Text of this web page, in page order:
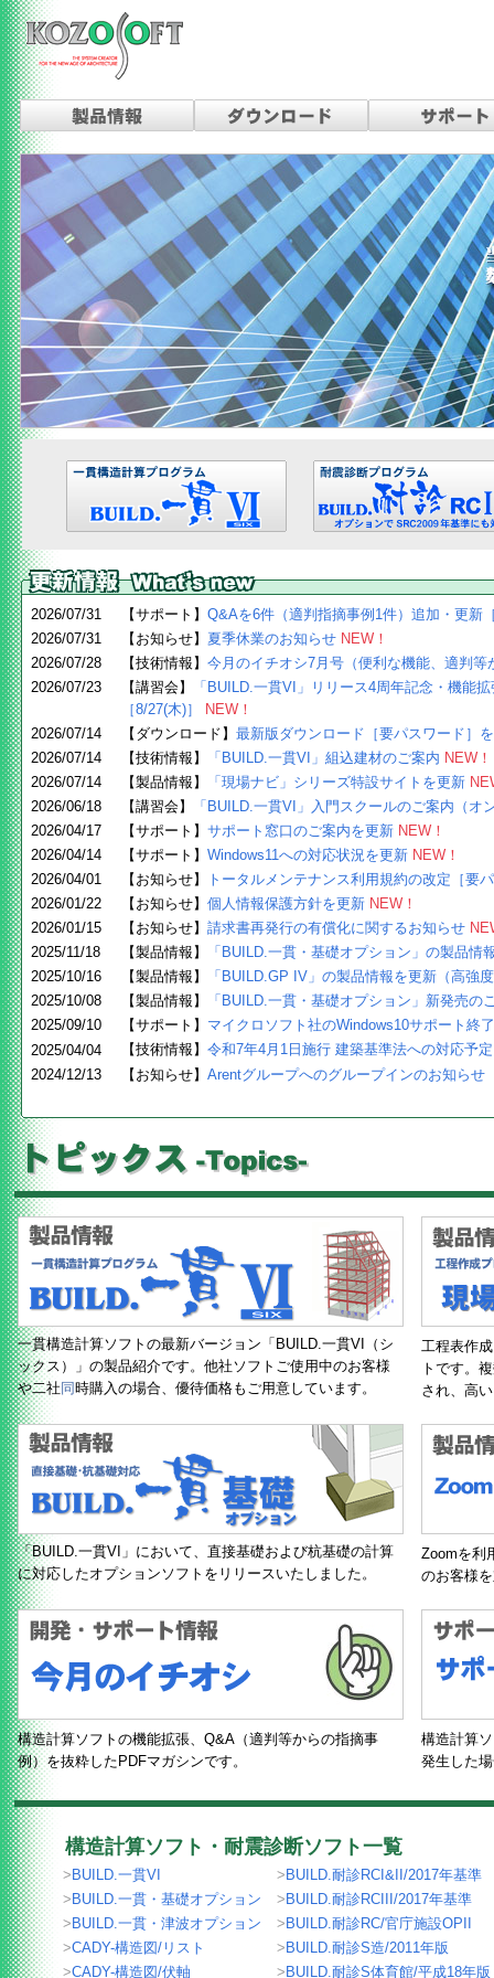
2026/07/31 【サポート】 Q&Aを6件（適判指摘事例1件）追加・更新
2026/07/31
【お知らせ】 夏季休業のお知らせ NEW！
2026/07/28
【技術情報】 今月のイチオシ7月号（便利な機能、適判
2026/07/23
【講習会】
「BUILD.一貫VI」リリース4周年記念・機能
［8/27(木)］
NEW！
2026/07/14
【ダウンロード】 最新版ダウンロード［要パスワード］
2026/07/14
【技術情報】 「BUILD.一貫VI」組込建材のご案内 NEW！
2026/07/14
【製品情報】 「現場ナビ」シリーズ特設サイトを更新
2026/06/18
【講習会】
「BUILD.一貫VI」入門スクールのご案内（オ
2026/04/17
【サポート】 サポート窓口のご案内を更新 NEW！
2026/04/14
【サポート】 Windows11への対応状況を更新 NEW！
2026/04/01
【お知らせ】
トータルメンテナンス利用規約の改定［要
2026/01/22
【お知らせ】 個人情報保護方針を更新 NEW！
2026/01/15
【お知らせ】 請求書再発行の有償化に関するお知らせ
2025/11/18
【製品情報】
「BUILD.一貫・基礎オプション」の製品情
2025/10/16
【製品情報】
「BUILD.GP IV」の製品情報を更新（高強
2025/10/08
【製品情報】
「BUILD.一貫・基礎オプション」新発売の
2025/09/10
【サポート】 マイクロソフト社のWindows10サポート終
2025/04/04
【技術情報】 令和7年4月1日施行 建築基準法への対応予定
2024/12/13
【お知らせ】 Arentグループへのグループインのお知らせ
一貫構造計算ソフトの最新バージョン「BUILD.一貫VI（シ
ックス）」の製品紹介です。他社ソフトご使用中のお客様
や二社 同時購入の場合、優待価格もご用意しています。
工程表作
トです。
され、高
「BUILD.一貫VI」において、直接基礎および杭基礎の計算
に対応したオプションソフトをリリースいたしました。
Zoomを利
のお客様
構造計算ソフトの機能拡張、Q&A（適判等からの指摘事
例）を抜粋したPDFマガシンです。
構造計算
発生した
構造計算ソフト・耐震診断ソフト一覧
> BUILD.一貫VI > BUILD.耐診RCI&II/2017年基準
> BUILD.一貫・基礎オプション > BUILD.耐診RCIII/2017年基準
> BUILD.一貫・津波オプション > BUILD.耐診RC/官庁施設OPII
>CADY-構造図/リスト > BUILD.耐診S造/2011年版
>CADY-構造図/伏軸 > BUILD.耐診S体育館/平成18年版